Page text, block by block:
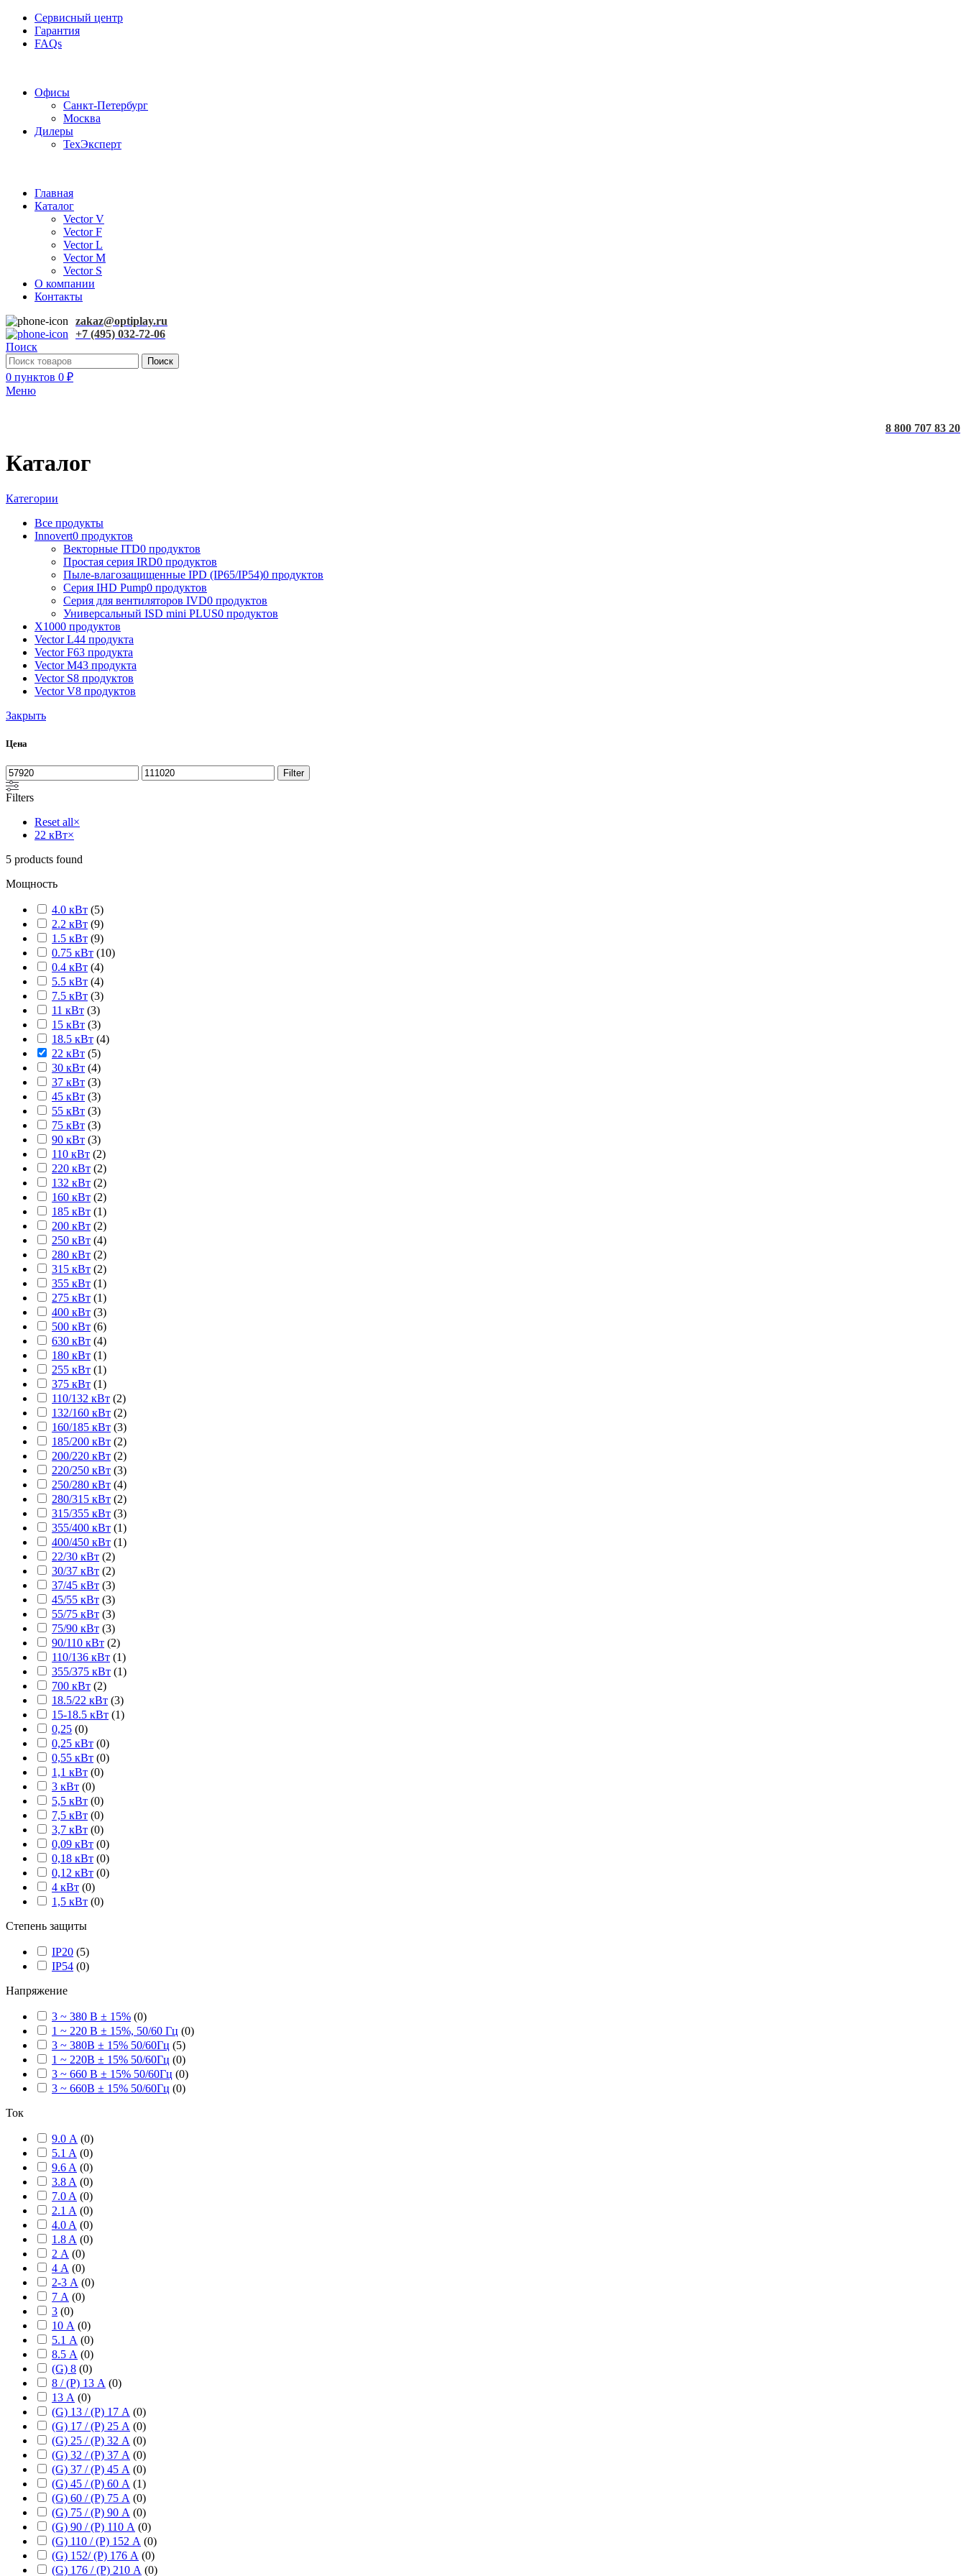
Сервисный центр
Гарантия
FAQs
Офисы
Санкт-Петербург
Москва
Дилеры
ТехЭксперт
Главная
Каталог
Vector V
Vector F
Vector L
Vector M
Vector S
О компании
Контакты
zakaz@optiplay.ru
+7 (495) 032-72-06
Поиск
Поиск
0 пунктов 0 ₽
Меню
8 800 707 83 20
Каталог
Категории
Все продукты
Innovert0 продуктов
Векторные ITD0 продуктов
Простая серия IRD0 продуктов
Пыле-влагозащищенные IPD (IP65/IP54)0 продуктов
Серия IHD Pump0 продуктов
Серия для вентиляторов IVD0 продуктов
Универсальный ISD mini PLUS0 продуктов
X1000 продуктов
Vector L44 продукта
Vector F63 продукта
Vector M43 продукта
Vector S8 продуктов
Vector V8 продуктов
Закрыть
Цена
Filter
Filters
Reset all×
22 кВт×
5 products found
Мощность
4.0 кВт (5)
2.2 кВт (9)
1.5 кВт (9)
0.75 кВт (10)
0.4 кВт (4)
5.5 кВт (4)
7.5 кВт (3)
11 кВт (3)
15 кВт (3)
18.5 кВт (4)
22 кВт (5)
30 кВт (4)
37 кВт (3)
45 кВт (3)
55 кВт (3)
75 кВт (3)
90 кВт (3)
110 кВт (2)
220 кВт (2)
132 кВт (2)
160 кВт (2)
185 кВт (1)
200 кВт (2)
250 кВт (4)
280 кВт (2)
315 кВт (2)
355 кВт (1)
275 кВт (1)
400 кВт (3)
500 кВт (6)
630 кВт (4)
180 кВт (1)
255 кВт (1)
375 кВт (1)
110/132 кВт (2)
132/160 кВт (2)
160/185 кВт (3)
185/200 кВт (2)
200/220 кВт (2)
220/250 кВт (3)
250/280 кВт (4)
280/315 кВт (2)
315/355 кВт (3)
355/400 кВт (1)
400/450 кВт (1)
22/30 кВт (2)
30/37 кВт (2)
37/45 кВт (3)
45/55 кВт (3)
55/75 кВт (3)
75/90 кВт (3)
90/110 кВт (2)
110/136 кВт (1)
355/375 кВт (1)
700 кВт (2)
18.5/22 кВт (3)
15-18.5 кВт (1)
0,25 (0)
0,25 кВт (0)
0,55 кВт (0)
1,1 кВт (0)
3 кВт (0)
5,5 кВт (0)
7,5 кВт (0)
3,7 кВт (0)
0,09 кВт (0)
0,18 кВт (0)
0,12 кВт (0)
4 кВт (0)
1,5 кВт (0)
Степень защиты
IP20 (5)
IP54 (0)
Напряжение
3 ~ 380 В ± 15% (0)
1 ~ 220 В ± 15%, 50/60 Гц (0)
3 ~ 380В ± 15% 50/60Гц (5)
1 ~ 220В ± 15% 50/60Гц (0)
3 ~ 660 В ± 15% 50/60Гц (0)
3 ~ 660В ± 15% 50/60Гц (0)
Ток
9.0 А (0)
5.1 A (0)
9.6 A (0)
3.8 A (0)
7.0 A (0)
2.1 A (0)
4.0 A (0)
1.8 A (0)
2 А (0)
4 А (0)
2-3 А (0)
7 А (0)
3 (0)
10 А (0)
5.1 А (0)
8.5 А (0)
(G) 8 (0)
8 / (P) 13 А (0)
13 А (0)
(G) 13 / (P) 17 А (0)
(G) 17 / (P) 25 А (0)
(G) 25 / (P) 32 А (0)
(G) 32 / (P) 37 А (0)
(G) 37 / (P) 45 А (0)
(G) 45 / (P) 60 А (1)
(G) 60 / (P) 75 А (0)
(G) 75 / (P) 90 А (0)
(G) 90 / (P) 110 А (0)
(G) 110 / (P) 152 А (0)
(G) 152/ (P) 176 А (0)
(G) 176 / (P) 210 А (0)